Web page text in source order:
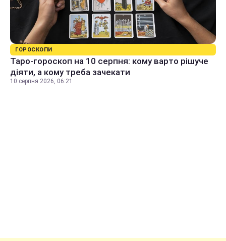
ГОРОСКОПИ
Таро-гороскоп на 10 серпня: кому варто рішуче
діяти, а кому треба зачекати
10 серпня 2026, 06:21